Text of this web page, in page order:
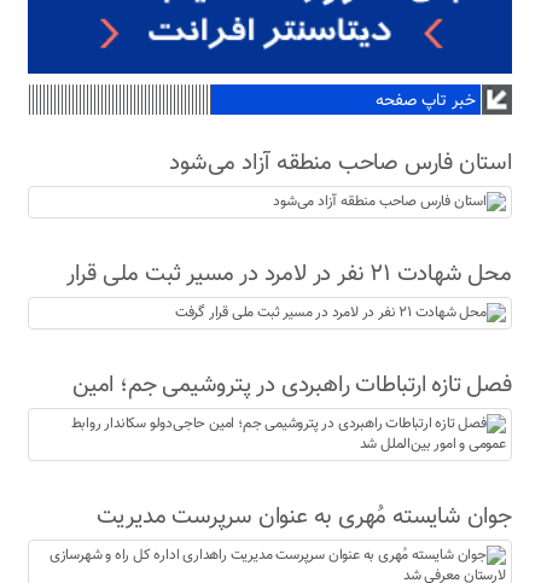
خبر تاپ صفحه
استان فارس صاحب منطقه آزاد می‌شود
محل شهادت ۲۱ نفر در لامرد در مسیر ثبت ملی قرار
گرفت
فصل تازه ارتباطات راهبردی در پتروشیمی جم؛ امین
حاجی‌دولو سکاندار روابط عمومی و امور بین‌الملل شد
جوان شایسته مُهری به عنوان سرپرست مدیریت
راهداری اداره کل راه و شهرسازی لارستان معرفی شد